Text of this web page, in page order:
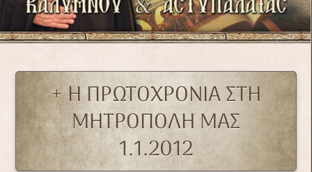
+ Η ΠΡΩΤΟΧΡΟΝΙΑ ΣΤΗ
ΜΗΤΡΟΠΟΛΗ ΜΑΣ
1.1.2012